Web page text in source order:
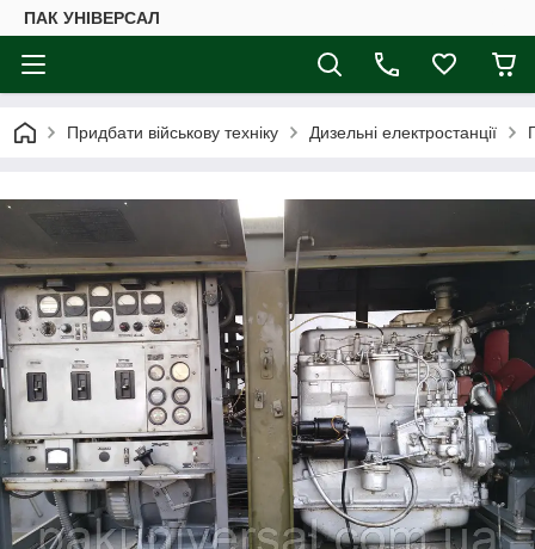
ПАК УНІВЕРСАЛ
Придбати військову техніку Дизельні електростанції